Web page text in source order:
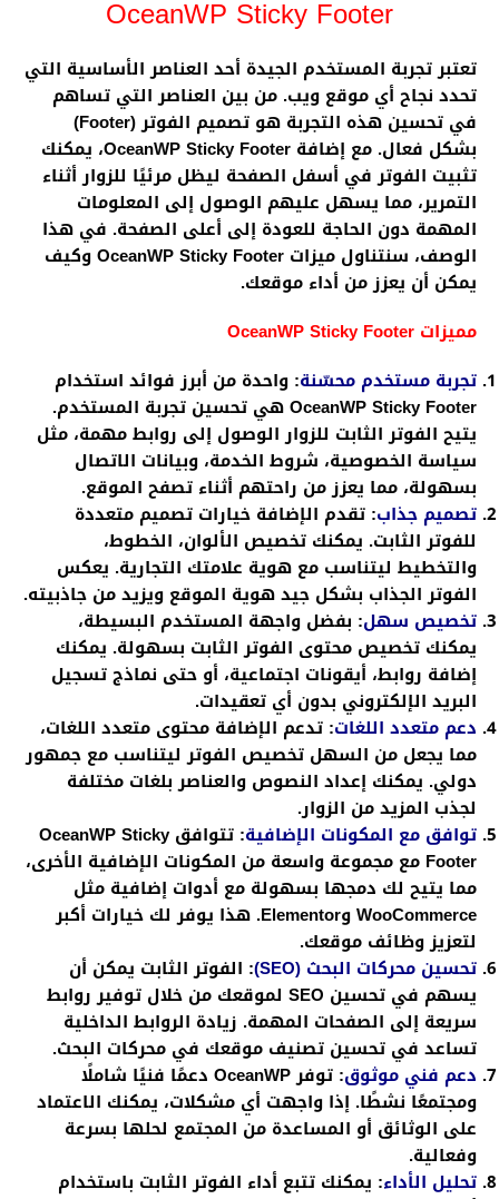
OceanWP Sticky Footer
تعتبر تجربة المستخدم الجيدة أحد العناصر الأساسية التي
تحدد نجاح أي موقع ويب. من بين العناصر التي تساهم
في تحسين هذه التجربة هو تصميم الفوتر (Footer)
بشكل فعال. مع إضافة OceanWP Sticky Footer، يمكنك
تثبيت الفوتر في أسفل الصفحة ليظل مرئيًا للزوار أثناء
التمرير، مما يسهل عليهم الوصول إلى المعلومات
المهمة دون الحاجة للعودة إلى أعلى الصفحة. في هذا
الوصف، سنتناول ميزات OceanWP Sticky Footer وكيف
يمكن أن يعزز من أداء موقعك.
مميزات OceanWP Sticky Footer
تجربة مستخدم محسّنة: واحدة من أبرز فوائد استخدام
OceanWP Sticky Footer هي تحسين تجربة المستخدم.
يتيح الفوتر الثابت للزوار الوصول إلى روابط مهمة، مثل
سياسة الخصوصية، شروط الخدمة، وبيانات الاتصال
بسهولة، مما يعزز من راحتهم أثناء تصفح الموقع.
تصميم جذاب: تقدم الإضافة خيارات تصميم متعددة
للفوتر الثابت. يمكنك تخصيص الألوان، الخطوط،
والتخطيط ليتناسب مع هوية علامتك التجارية. يعكس
الفوتر الجذاب بشكل جيد هوية الموقع ويزيد من جاذبيته.
تخصيص سهل: بفضل واجهة المستخدم البسيطة،
يمكنك تخصيص محتوى الفوتر الثابت بسهولة. يمكنك
إضافة روابط، أيقونات اجتماعية، أو حتى نماذج تسجيل
البريد الإلكتروني بدون أي تعقيدات.
دعم متعدد اللغات: تدعم الإضافة محتوى متعدد اللغات،
مما يجعل من السهل تخصيص الفوتر ليتناسب مع جمهور
دولي. يمكنك إعداد النصوص والعناصر بلغات مختلفة
لجذب المزيد من الزوار.
توافق مع المكونات الإضافية:
تتوافق OceanWP Sticky
Footer مع مجموعة واسعة من المكونات الإضافية الأخرى،
مما يتيح لك دمجها بسهولة مع أدوات إضافية مثل
WooCommerce وElementor. هذا يوفر لك خيارات أكبر
لتعزيز وظائف موقعك.
تحسين محركات البحث (SEO)
: الفوتر الثابت يمكن أن
يسهم في تحسين SEO لموقعك من خلال توفير روابط
سريعة إلى الصفحات المهمة. زيادة الروابط الداخلية
تساعد في تحسين تصنيف موقعك في محركات البحث.
دعم فني موثوق:
توفر OceanWP دعمًا فنيًا شاملًا
ومجتمعًا نشطًا. إذا واجهت أي مشكلات، يمكنك الاعتماد
على الوثائق أو المساعدة من المجتمع لحلها بسرعة
وفعالية.
تحليل الأداء: يمكنك تتبع أداء الفوتر الثابت باستخدام